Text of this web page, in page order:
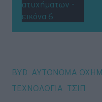
BYD ΑΥΤΟΝΟΜΑ
ΤΕΧΝΟΛΟΓΙΑ ΤΣΙΠ